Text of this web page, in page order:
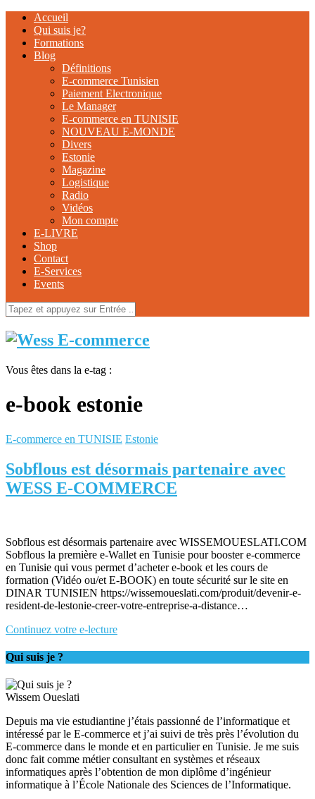
Accueil
Qui suis je?
Formations
Blog
Définitions
E-commerce Tunisien
Paiement Electronique
Le Manager
E-commerce en TUNISIE
NOUVEAU E-MONDE
Divers
Estonie
Magazine
Logistique
Radio
Vidéos
Mon compte
E-LIVRE
Shop
Contact
E-Services
Events
Vous êtes dans la e-tag :
e-book estonie
E-commerce en TUNISIE Estonie
Sobflous est désormais partenaire avec
WESS E-COMMERCE
Sobflous est désormais partenaire avec WISSEMOUESLATI.COM
Sobflous la première e-Wallet en Tunisie pour booster e-commerce
en Tunisie qui vous permet d’acheter e-book et les cours de
formation (Vidéo ou/et E-BOOK) en toute sécurité sur le site en
DINAR TUNISIEN https://wissemoueslati.com/produit/devenir-e-
resident-de-lestonie-creer-votre-entreprise-a-distance…
Continuez votre e-lecture
Qui suis je ?
Wissem Oueslati
Depuis ma vie estudiantine j’étais passionné de l’informatique et
intéressé par le E-commerce et j’ai suivi de très près l’évolution du
E-commerce dans le monde et en particulier en Tunisie. Je me suis
donc fait comme métier consultant en systèmes et réseaux
informatiques après l’obtention de mon diplôme d’ingénieur
informatique à l’École Nationale des Sciences de l’Informatique.